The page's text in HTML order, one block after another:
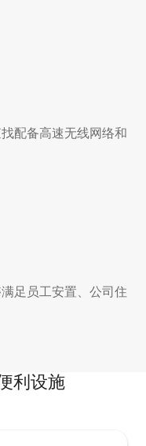
配备高速无线网络和
足员工安置、公司住
利设施